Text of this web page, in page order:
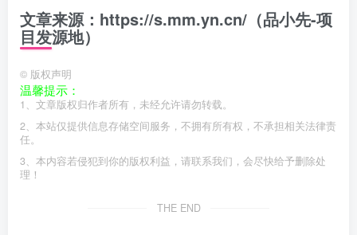
文章来源：https://s.mm.yn.cn/（品小先-项
目发源地）
© 版权声明
温馨提示：
1、文章版权归作者所有，未经允许请勿转载。
2、本站仅提供信息存储空间服务，不拥有所有权，不承担相关法律责
任。
3、本内容若侵犯到你的版权利益，请联系我们，会尽快给予删除处
理！
THE END